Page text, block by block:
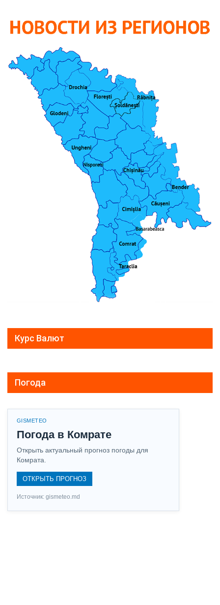
Курс Валют
Погода
GISMETEO
Погода в Комрате
Открыть актуальный прогноз погоды для
Комрата.
ОТКРЫТЬ ПРОГНОЗ
Источник: gismeteo.md